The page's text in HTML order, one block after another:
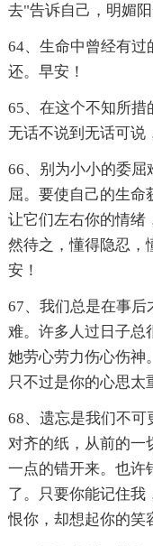
去"告诉自己，明媚
64、生命中曾经有
还。早安！
65、在这个不知所措
无话不说到无话可说
66、别为小小的委
屈。要使自己的生命
让它们左右你的情绪
然待之，懂得隐忍，
安！
67、我们总是在事后
难。许多人过日子总
她劳心劳力伤心伤神
只不过是你的心思太
68、遗忘是我们不
对齐的纸，从前的一
一点的错开来。也许
了。只要你能记住我
恨你，却想起你的笑